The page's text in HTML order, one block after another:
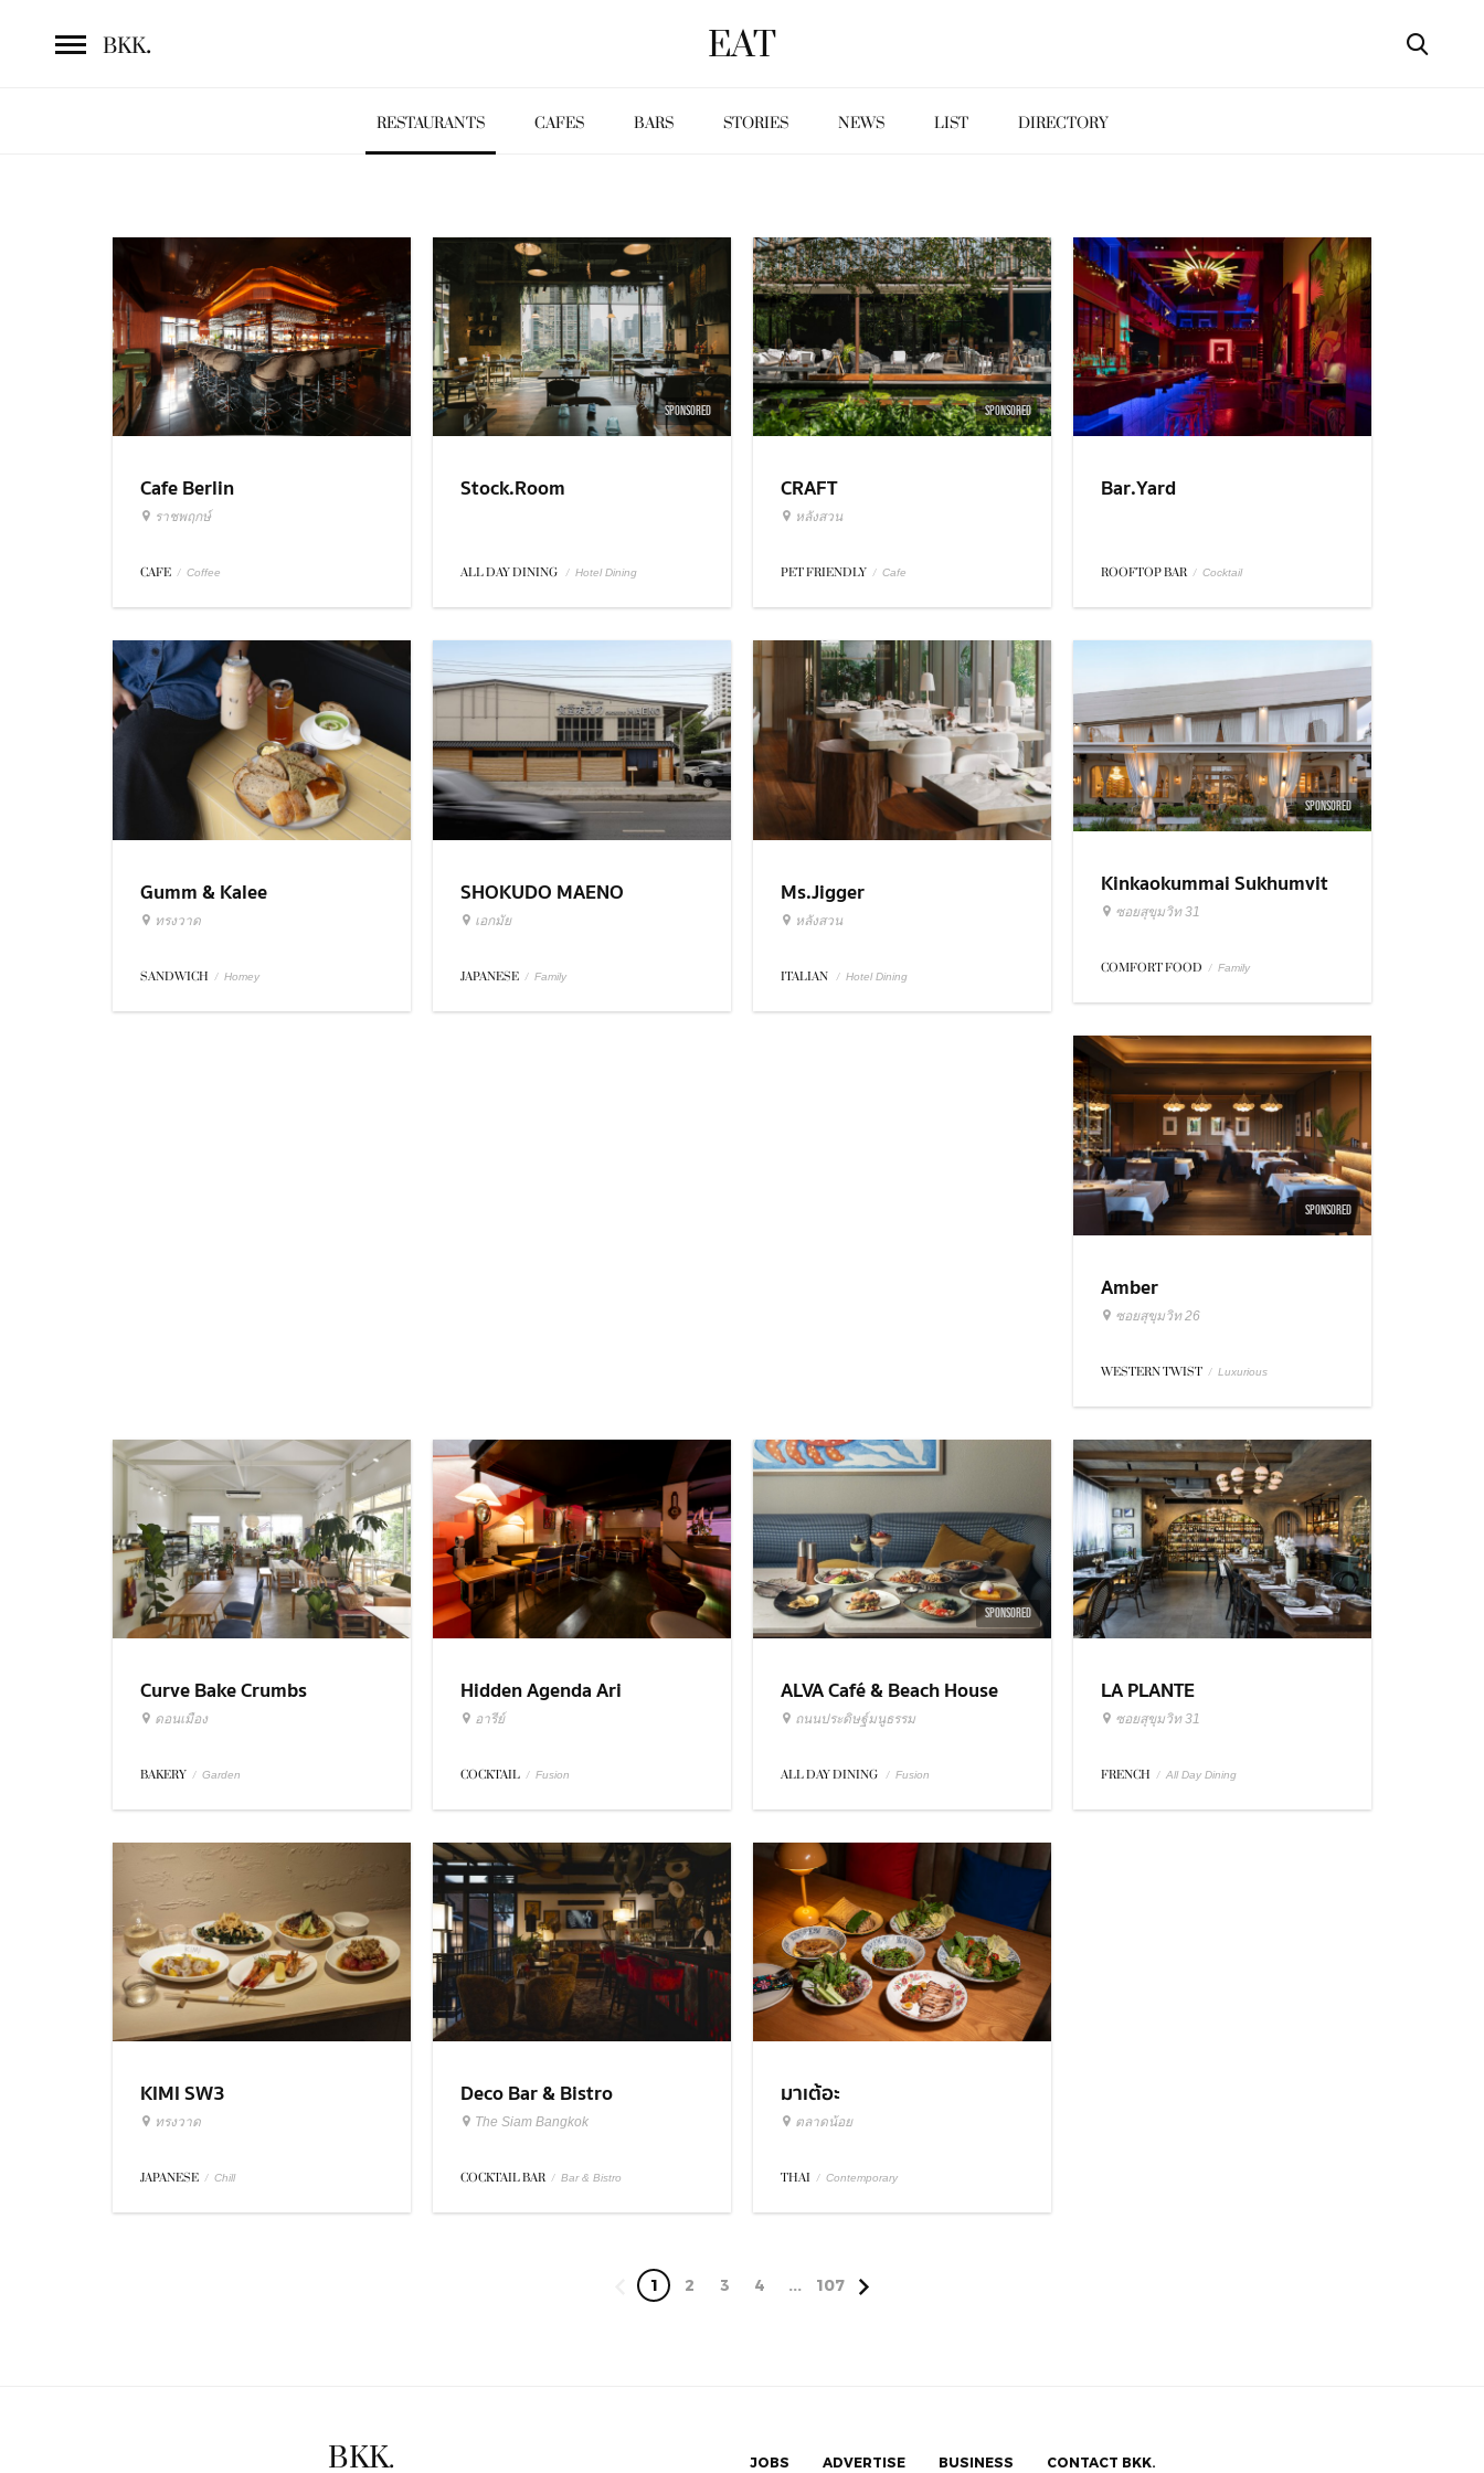
BKK. EAT
RESTAURANTS CAFES BARS STORIES NEWS LIST DIRECTORY
Cafe Berlin
ราชพฤกษ์
CAFE / Coffee
SPONSORED
Stock.Room
ALL DAY DINING / Hotel Dining
SPONSORED
CRAFT
หลังสวน
PET FRIENDLY / Cafe
Bar.Yard
ROOFTOP BAR / Cocktail
Gumm & Kalee
ทรงวาด
SANDWICH / Homey
SHOKUDO MAENO
เอกมัย
JAPANESE / Family
Ms.Jigger
หลังสวน
ITALIAN / Hotel Dining
SPONSORED
Kinkaokummai Sukhumvit
31ซอยสุขุมวิท 31
COMFORT FOOD / Family
SPONSORED
Amber
ซอยสุขุมวิท 26
WESTERN TWIST / Luxurious
Curve Bake Crumbs
ดอนเมือง
BAKERY / Garden
Hidden Agenda Ari
อารีย์
COCKTAIL / Fusion
SPONSORED
ALVA Café & Beach House
ถนนประดิษฐ์มนูธรรม
ALL DAY DINING / Fusion
LA PLANTE
ซอยสุขุมวิท 31
FRENCH / All Day Dining
KIMI SW3
ทรงวาด
JAPANESE / Chill
Deco Bar & Bistro
The Siam Bangkok
COCKTAIL BAR / Bar & Bistro
มาเต้อะ
ตลาดน้อย
THAI / Contemporary
1 2 3 4 ... 107
BKK. JOBS ADVERTISE BUSINESS CONTACT BKK.